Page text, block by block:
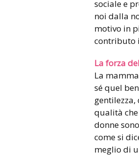
sociale e
noi dalla
motivo in
contributo
La forza
La
sé quel
qualità
donne
come si
meglio di